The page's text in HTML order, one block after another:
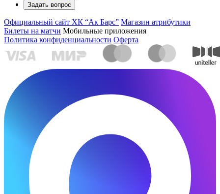
Задать вопрос
Официальный сайт ХК “Ак Барс” Магазин атрибутики
Билеты на матчи Мобильные приложения
Политика конфиденциальности Оферта